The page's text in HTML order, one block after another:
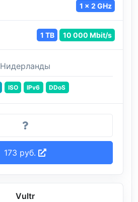
1 x 2 GHz
1 TB 10 000 Mbit/s
Нидерланды
ISO IPv6 DDoS
173 руб.
Vultr